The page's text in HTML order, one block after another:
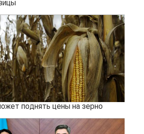
поднять цены на зерно